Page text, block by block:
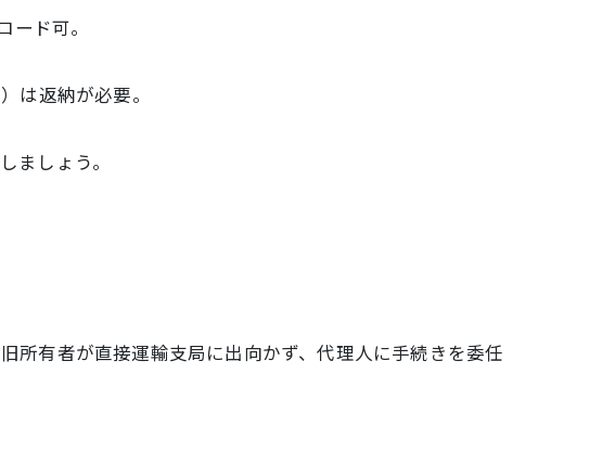
ド可。
は返納が必要。
ましょう。
所有者が直接運輸支局に出向かず、代理人に手続きを委任